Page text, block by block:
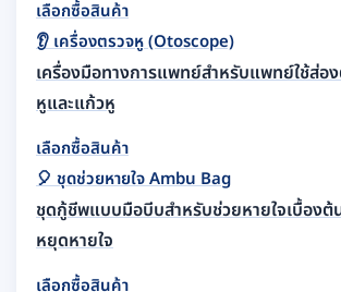
เลือกซื้อสินค้า
👂เครื่องตรวจหู (Otoscope)
เครื่องมือทางการแพทย์สำหรับแพทย์ใช้ส่อ
หูและแก้วหู
เลือกซื้อสินค้า
🎈ชุดช่วยหายใจ Ambu Bag
ชุดกู้ชีพแบบมือบีบสำหรับช่วยหายใจเบื้อง
หยุดหายใจ
เลือกซื้อสินค้า